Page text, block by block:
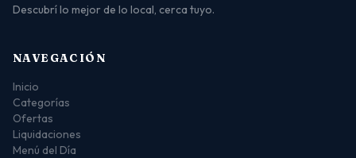
Descubrí lo mejor de lo local, cerca tuyo.
NAVEGACIÓN
Inicio
Categorías
Ofertas
Liquidaciones
Menú del Día